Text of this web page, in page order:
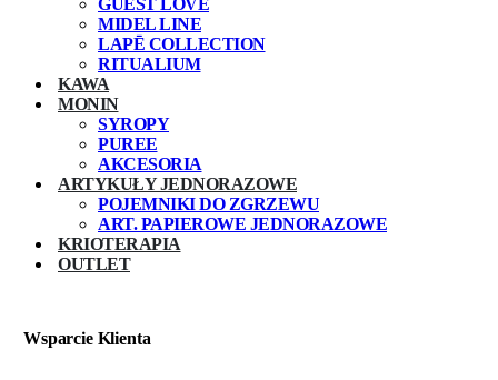
MIDEL LINE
LAPĒ COLLECTION
RITUALIUM
KAWA
MONIN
SYROPY
PUREE
AKCESORIA
ARTYKUŁY JEDNORAZOWE
POJEMNIKI DO ZGRZEWU
ART. PAPIEROWE JEDNORAZOWE
KRIOTERAPIA
OUTLET
Wsparcie Klienta